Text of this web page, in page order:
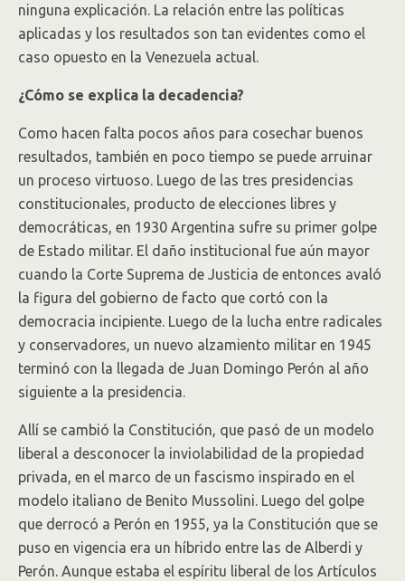
ninguna explicación. La relación entre las políticas
aplicadas y los resultados son tan evidentes como el
caso opuesto en la Venezuela actual.
¿Cómo se explica la decadencia?
Como hacen falta pocos años para cosechar buenos
resultados, también en poco tiempo se puede arruinar
un proceso virtuoso. Luego de las tres presidencias
constitucionales, producto de elecciones libres y
democráticas, en 1930 Argentina sufre su primer golpe
de Estado militar. El daño institucional fue aún mayor
cuando la Corte Suprema de Justicia de entonces avaló
la figura del gobierno de facto que cortó con la
democracia incipiente. Luego de la lucha entre radicales
y conservadores, un nuevo alzamiento militar en 1945
terminó con la llegada de Juan Domingo Perón al año
siguiente a la presidencia.
Allí se cambió la Constitución, que pasó de un modelo
liberal a desconocer la inviolabilidad de la propiedad
privada, en el marco de un fascismo inspirado en el
modelo italiano de Benito Mussolini. Luego del golpe
que derrocó a Perón en 1955, ya la Constitución que se
puso en vigencia era un híbrido entre las de Alberdi y
Perón. Aunque estaba el espíritu liberal de los Artículos